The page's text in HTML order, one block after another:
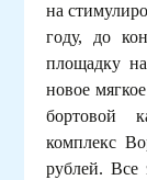
на
году, до
площадку
новое
бортовой
комплекс
рублей. Все